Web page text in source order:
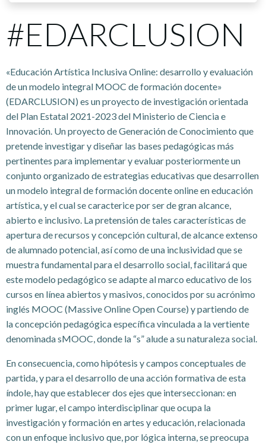
#EDARCLUSION
«Educación Artística Inclusiva Online: desarrollo y evaluación
de un modelo integral MOOC de formación docente»
(EDARCLUSION) es un proyecto de investigación orientada
del Plan Estatal 2021-2023 del Ministerio de Ciencia e
Innovación. Un proyecto de Generación de Conocimiento que
pretende investigar y diseñar las bases pedagógicas más
pertinentes para implementar y evaluar posteriormente un
conjunto organizado de estrategias educativas que desarrollen
un modelo integral de formación docente online en educación
artística, y el cual se caracterice por ser de gran alcance,
abierto e inclusivo. La pretensión de tales características de
apertura de recursos y concepción cultural, de alcance extenso
de alumnado potencial, así como de una inclusividad que se
muestra fundamental para el desarrollo social, facilitará que
este modelo pedagógico se adapte al marco educativo de los
cursos en línea abiertos y masivos, conocidos por su acrónimo
inglés MOOC (Massive Online Open Course) y partiendo de
la concepción pedagógica específica vinculada a la vertiente
denominada sMOOC, donde la “s” alude a su naturaleza social.
En consecuencia, como hipótesis y campos conceptuales de
partida, y para el desarrollo de una acción formativa de esta
índole, hay que establecer dos ejes que interseccionan: en
primer lugar, el campo interdisciplinar que ocupa la
investigación y formación en artes y educación, relacionada
con un enfoque inclusivo que, por lógica interna, se preocupa